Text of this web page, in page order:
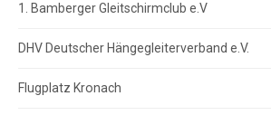
1. Bamberger Gleitschirmclub e.V
DHV Deutscher Hängegleiterverband e.V.
Flugplatz Kronach